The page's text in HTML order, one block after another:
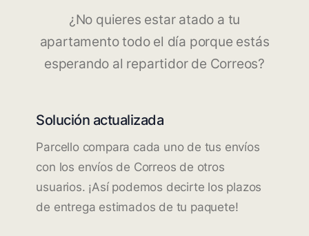
¿No quieres estar atado a tu
apartamento todo el día porque estás
esperando al repartidor de Correos?
Solución actualizada
Parcello compara cada uno de tus envíos
con los envíos de Correos de otros
usuarios. ¡Así podemos decirte los plazos
de entrega estimados de tu paquete!